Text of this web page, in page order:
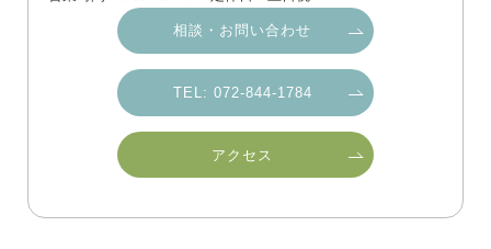
相談・お問い合わせ
TEL: 072-844-1784
アクセス